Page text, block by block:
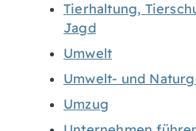
Tierhaltung,
Jagd
Umwelt
Umwelt- und
Umzug